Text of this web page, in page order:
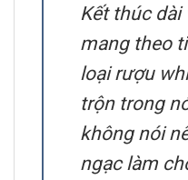
Kết thúc dài
mang theo
loại rượu
trộn trong
không nói
ngạc làm